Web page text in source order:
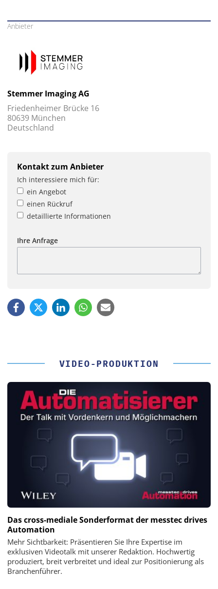
Anbieter
Stemmer Imaging AG
Friedenheimer Brücke 16
80639 München
Deutschland
Kontakt zum Anbieter
Ich interessiere mich für:
ein Angebot
einen Rückruf
detaillierte Informationen
Ihre Anfrage
VIDEO-PRODUKTION
Das cross-mediale Sonderformat der messtec drives
Automation
Mehr Sichtbarkeit: Präsentieren Sie Ihre Expertise im
exklusiven Videotalk mit unserer Redaktion. Hochwertig
produziert, breit verbreitet und ideal zur Positionierung als
Branchenführer.